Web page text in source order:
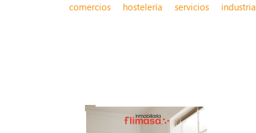
comercios hostelería servicios industria